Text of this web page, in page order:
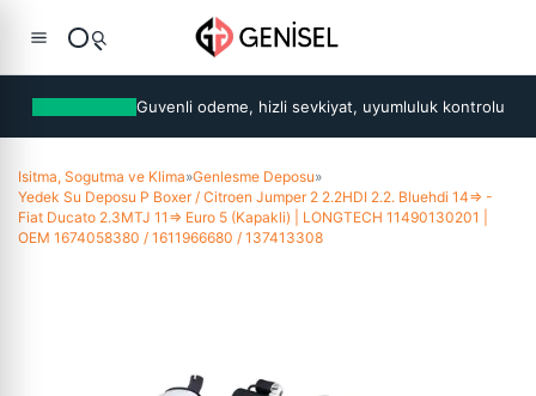
Guvenli odeme, hizli sevkiyat, uyumluluk kontrolu
Isitma, Sogutma ve Klima»Genlesme Deposu»
Yedek Su Deposu P Boxer / Citroen Jumper 2 2.2HDI 2.2. Bluehdi 14=> -
Fiat Ducato 2.3MTJ 11=> Euro 5 (Kapakli) | LONGTECH 11490130201 |
OEM 1674058380 / 1611966680 / 137413308